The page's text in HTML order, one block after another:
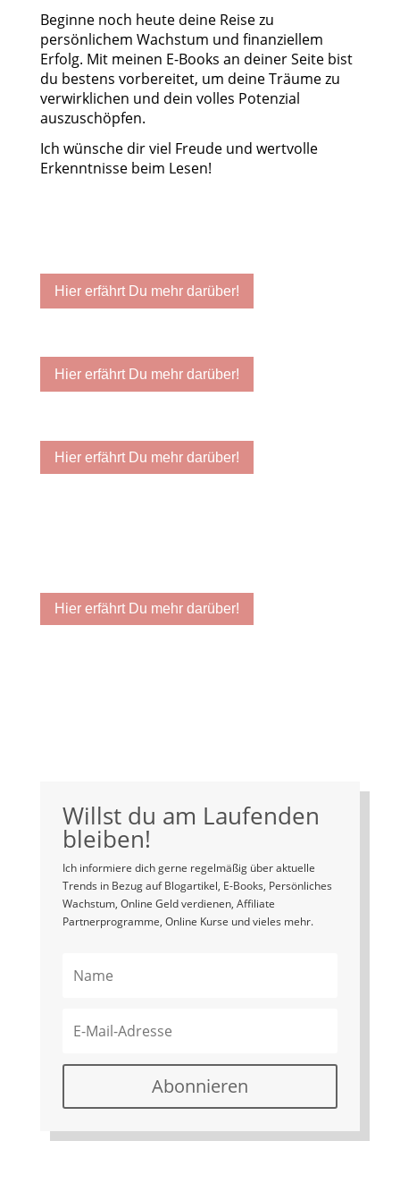
Beginne noch heute deine Reise zu
persönlichem Wachstum und finanziellem
Erfolg. Mit meinen E-Books an deiner Seite bist
du bestens vorbereitet, um deine Träume zu
verwirklichen und dein volles Potenzial
auszuschöpfen.
Ich wünsche dir viel Freude und wertvolle
Erkenntnisse beim Lesen!
Hier erfährt Du mehr darüber!
Hier erfährt Du mehr darüber!
Hier erfährt Du mehr darüber!
Hier erfährt Du mehr darüber!
Willst du am Laufenden
bleiben!
Ich informiere dich gerne regelmäßig über aktuelle
Trends in Bezug auf Blogartikel, E-Books, Persönliches
Wachstum, Online Geld verdienen, Affiliate
Partnerprogramme, Online Kurse und vieles mehr.
Abonnieren